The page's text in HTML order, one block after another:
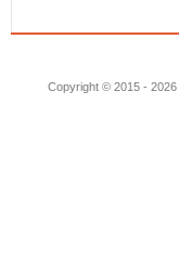
Copyright © 2015 - 2026